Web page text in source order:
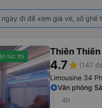
ngày đi để xem giá vé, số
tức thì Thiên
4.7star (147
Limousine 34
Văn phòng
4h